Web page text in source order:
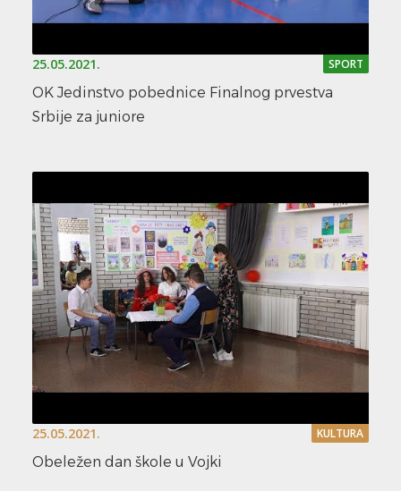
25.05.2021. SPORT
OK Jedinstvo pobednice Finalnog prvestva
Srbije za juniore
25.05.2021. KULTURA
Obeležen dan škole u Vojki